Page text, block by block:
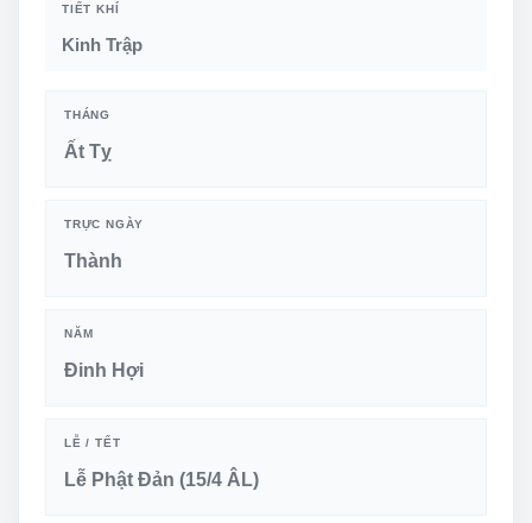
TIẾT KHÍ
Kinh Trập
THÁNG
Ất Tỵ
TRỰC NGÀY
Thành
NĂM
Đinh Hợi
LỄ / TẾT
Lễ Phật Đản (15/4 ÂL)